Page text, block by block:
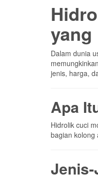
Dalam dunia
jenis, harga,
Apa
Hidrolik cuci
bagian kolong